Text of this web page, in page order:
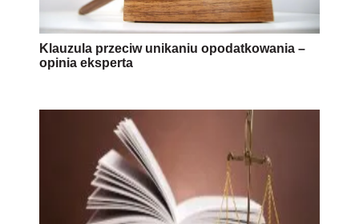
Klauzula przeciw unikaniu opodatkowania –
opinia eksperta